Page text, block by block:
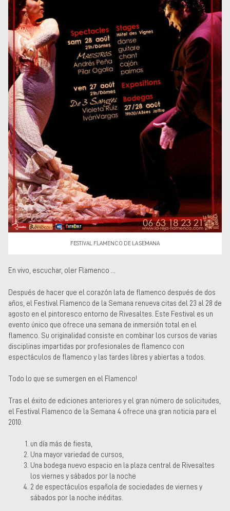
culturales
Teatros y salas
Festivales
Circuitos y rutas del
flamenco
FESTIVAL FLAMENCO DE LA SEMANA
En vivo, escuchar, oler Flamenco ...
Después de hacer que el corazón lata de flamenco después de dos
años, el Festival Flamenco de la Semana renueva citas del 23 al 28 de
agosto en el pintoresco entorno de Rivesaltes. Este Festival es un
evento único que ofrece una semana de inmersión total en el
flamenco. Su originalidad consiste en combinar los cursos de varias
disciplinas impartidas por profesionales de flamenco con
espectáculos de flamenco y las tardes libres y abiertas a todos.
Todo lo que se sumergen en el Flamenco!
Tras el éxito de ediciones anteriores y el gran número de solicitudes,
el Festival Flamenco de la Semana 4 ofrece una gran noticia para el
2010:
un día más de fiesta,
Una mayor variedad de cursos,
Una bodega nuevo espacio en la plaza central de Rivesaltes
los viernes y sábados por la noche
2 de espectáculos española de sociedades de viernes y
sábados por la noche inéditas.